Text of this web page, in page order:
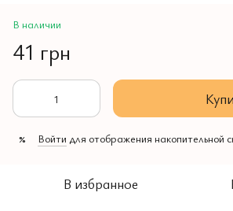
В наличии
41 грн
% Войти для отображения накопительной
В избранное